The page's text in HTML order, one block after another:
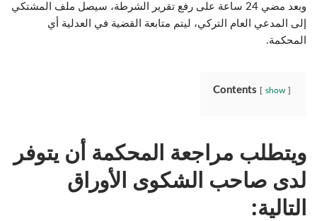
وبعد مضي 24 ساعة على رفع تقرير الشرطة، سيصل ملف المشتكي
إلى المدعي العام التركي، ليتم متابعة القضية في العدلية أي
المحكمة.
Contents show
ويتطلب مراجعة المحكمة أن يتوفر
لدى صاحب الشكوى الأوراق
التالية: